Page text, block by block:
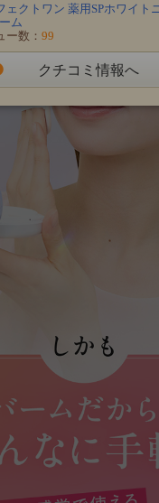
ェクトワン 薬用SPホワイト
ム
ー数： 99
クチコミ情報へ